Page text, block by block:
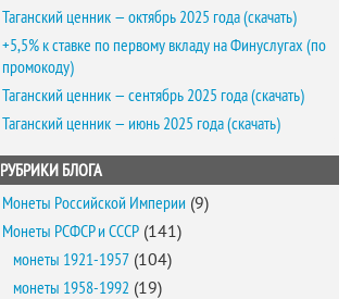
Таганский ценник — октябрь 2025 года (скачать)
+5,5% к ставке по первому вкладу на Финуслугах (по
промокоду)
Таганский ценник — сентябрь 2025 года (скачать)
Таганский ценник — июнь 2025 года (скачать)
РУБРИКИ БЛОГА
Монеты Российской Империи (9)
Монеты РСФСР и СССР (141)
монеты 1921-1957 (104)
монеты 1958-1992 (19)